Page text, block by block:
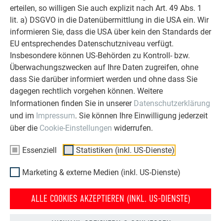
erteilen, so willigen Sie auch explizit nach Art. 49 Abs. 1
lit. a) DSGVO in die Datenübermittlung in die USA ein. Wir
informieren Sie, dass die USA über kein den Standards der
EU entsprechendes Datenschutzniveau verfügt.
Insbesondere können US-Behörden zu Kontroll- bzw.
Überwachungszwecken auf Ihre Daten zugreifen, ohne
dass Sie darüber informiert werden und ohne dass Sie
dagegen rechtlich vorgehen können. Weitere
Informationen finden Sie in unserer Datenschutzerklärung
und im Impressum. Sie können Ihre Einwilligung jederzeit
über die Cookie-Einstellungen widerrufen.
Essenziell Statistiken (inkl. US-Dienste)
Marketing & externe Medien (inkl. US-Dienste)
ALLE COOKIES AKZEPTIEREN (INKL. US-DIENSTE)
PREFA SANIERUNGSGALERIE
OBJEKTE VOR UND NACH DER SANIERUNG